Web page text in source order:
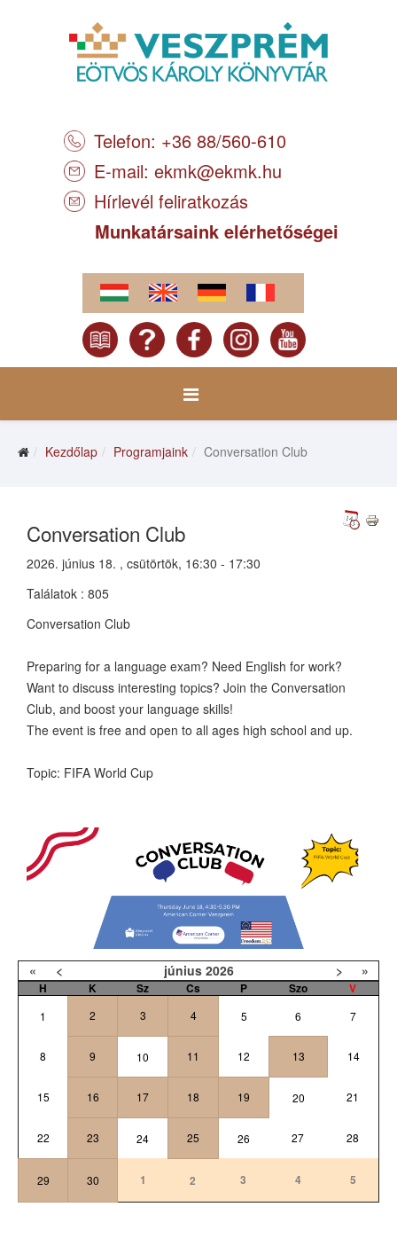
Telefon: +36 88/560-610
E-mail: ekmk@ekmk.hu
Hírlevél feliratkozás
Munkatársaink elérhetőségei
Kezdőlap Programjaink Conversation Club
Conversation Club
2026. június 18. , csütörtök, 16:30 - 17:30
Találatok : 805
Conversation Club
Preparing for a language exam? Need English for work?
Want to discuss interesting topics? Join the Conversation
Club, and boost your language skills!
The event is free and open to all ages high school and up.
Topic: FIFA World Cup
« < június 2026 > »
H K Sz Cs P Szo V
1 2 3 4 5 6 7
8 9 10 11 12 13 14
15 16 17 18 19 20 21
22 23 24 25 26 27 28
29 30 1 2 3 4 5